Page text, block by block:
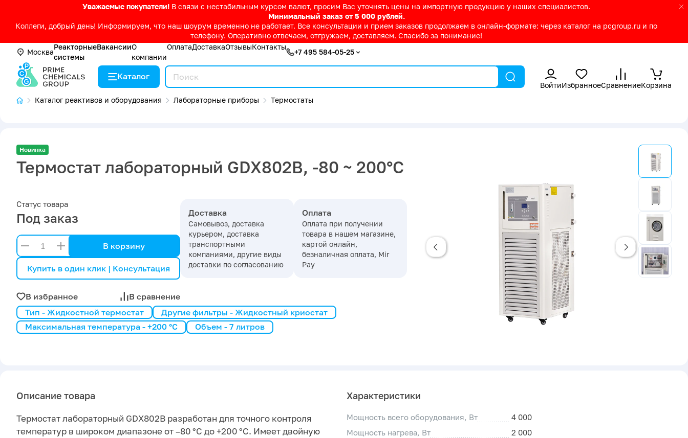
Уважаемые покупатели! В связи с нестабильным курсом валют, просим Вас уточнять цены на импортную продукцию у наших специалистов.
Минимальный заказ от 5 000 рублей.
Коллеги, добрый день! Информируем, что наш шоурум временно не работает. Все консультации и прием заказов продолжаем в онлайн-формате: через каталог на pcgroup.ru и по
телефону. Оперативно отвечаем, отгружаем, доставляем. Спасибо за понимание!
Москва
Реакторные
системы
ВакансииО
компании
ОплатаДоставкаОтзывыКонтакты
+7 495 584-05-25
Каталог
ВойтиИзбранноеСравнениеКорзина
Каталог реактивов и оборудования
Лабораторные приборы Термостаты
Новинка
Термостат лабораторный GDX802В, -80 ~ 200°С
Статус товара
Под заказ
В корзину
Купить в один клик | Консультация
В избранное В сравнение
Доставка
Самовывоз, доставка
курьером, доставка
транспортными
компаниями, другие виды
доставки по согласованию
Оплата
Оплата при получении
товара в нашем магазине,
картой онлайн,
безналичная оплата, Mir
Pay
Тип - Жидкостной термостат
Другие фильтры - Жидкостный криостат
Максимальная температура - +200 °С
Объем - 7 литров
Описание товара
Термостат лабораторный GDX802В разработан для точного контроля
температур в широком диапазоне от –80 °C до +200 °C. Имеет двойную
Характеристики
Мощность всего оборудования, Вт
4 000
Мощность нагрева, Вт
2 000